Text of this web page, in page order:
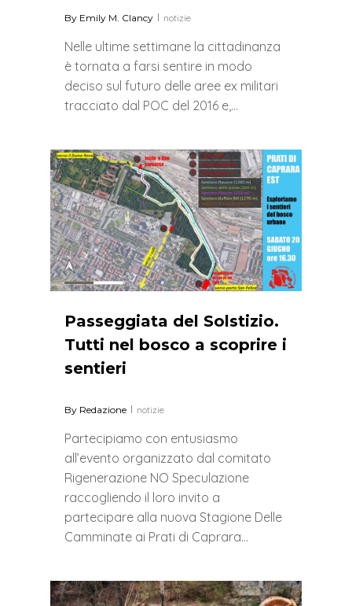
By Emily M. Clancy notizie
Nelle ultime settimane la cittadinanza
è tornata a farsi sentire in modo
deciso sul futuro delle aree ex militari
tracciato dal POC del 2016 e,…
Passeggiata del Solstizio.
Tutti nel bosco a scoprire i
sentieri
By Redazione notizie
Partecipiamo con entusiasmo
all’evento organizzato dal comitato
Rigenerazione NO Speculazione
raccogliendo il loro invito a
partecipare alla nuova Stagione Delle
Camminate ai Prati di Caprara…
0
2